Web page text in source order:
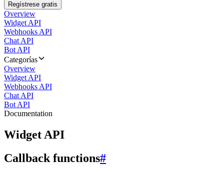
Regístrese gratis
Overview
Widget API
Webhooks API
Chat API
Bot API
Categorías
Overview
Widget API
Webhooks API
Chat API
Bot API
Documentation
Widget API
Callback functions#